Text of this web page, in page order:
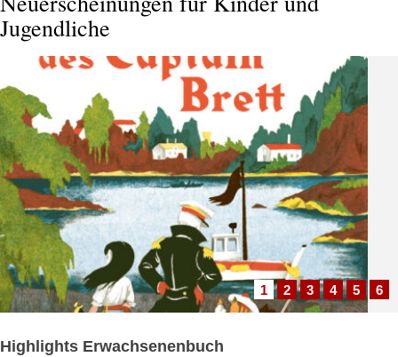
Traditionsgemeinschaft, die von einer ethisch hochsensiblen
Religion geprägt ist – nicht mehr und nicht weniger als das. Von
diesem Standpunkt aus räumt er mit einer Reihe
Mythen auf: Das ...
Jugendliche
Wofür Tiere ihren Schwanz brauchen
Die faszinierende Welt der Schwänze – von buschig und
1 2 3 4 5 6
Highlights Erwachsenenbuch